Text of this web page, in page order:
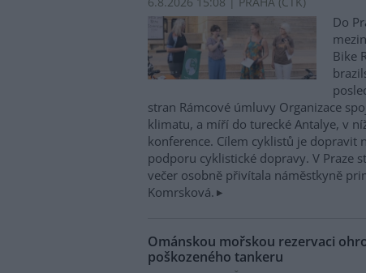
Do
Bike
stran Rámcové úmluvy Organizace
klimatu, a míří do turecké Antalye, v
konference. Cílem cyklistů je dopravit
podporu cyklistické dopravy. V Praze
večer osobně přivítala náměstkyně
Komrsková.
Ománskou mořskou rezervaci
poškozeného tankeru